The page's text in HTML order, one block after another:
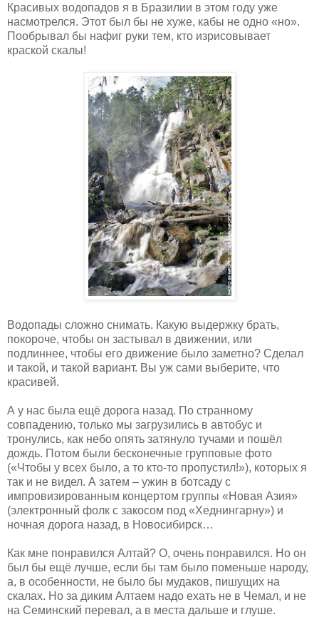
Красивых водопадов я в Бразилии в этом году уже
насмотрелся. Этот был бы не хуже, кабы не одно «но».
Пообрывал бы нафиг руки тем, кто изрисовывает
краской скалы!
Водопады сложно снимать. Какую выдержку брать,
покороче, чтобы он застывал в движении, или
подлиннее, чтобы его движение было заметно? Сделал
и такой, и такой вариант. Вы уж сами выберите, что
красивей.
А у нас была ещё дорога назад. По странному
совпадению, только мы загрузились в автобус и
тронулись, как небо опять затянуло тучами и пошёл
дождь. Потом были бесконечные групповые фото
(«Чтобы у всех было, а то кто-то пропустил!»), которых я
так и не видел. А затем – ужин в ботсаду с
импровизированным концертом группы «Новая Азия»
(электронный фолк с закосом под «Хеднингарну») и
ночная дорога назад, в Новосибирск…
Как мне понравился Алтай? О, очень понравился. Но он
был бы ещё лучше, если бы там было поменьше народу,
а, в особенности, не было бы мудаков, пишущих на
скалах. Но за диким Алтаем надо ехать не в Чемал, и не
на Семинский перевал, а в места дальше и глуше.